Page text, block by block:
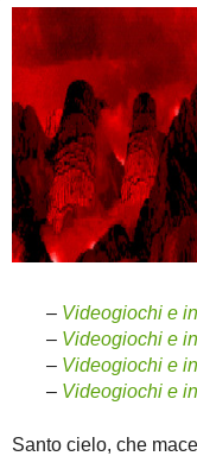
– Videogiochi e
– Videogiochi e
– Videogiochi e
– Videogiochi e
Santo cielo, che